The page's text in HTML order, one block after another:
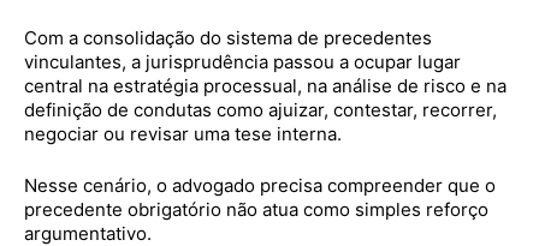
Com a consolidação do sistema de precedentes
vinculantes, a jurisprudência passou a ocupar lugar
central na estratégia processual, na análise de risco e na
definição de condutas como ajuizar, contestar, recorrer,
negociar ou revisar uma tese interna.
Nesse cenário, o advogado precisa compreender que o
precedente obrigatório não atua como simples reforço
argumentativo.